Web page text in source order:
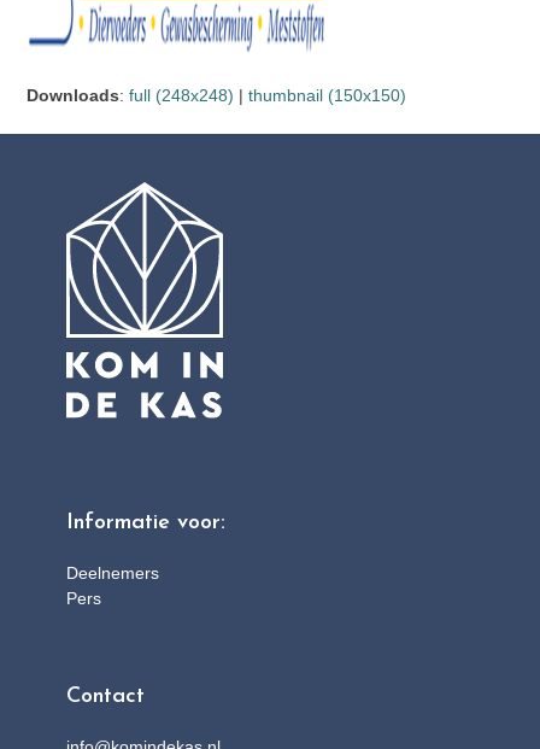
Downloads:full (248x248) |thumbnail (150x150)
Informatie voor:
Deelnemers
Pers
Contact